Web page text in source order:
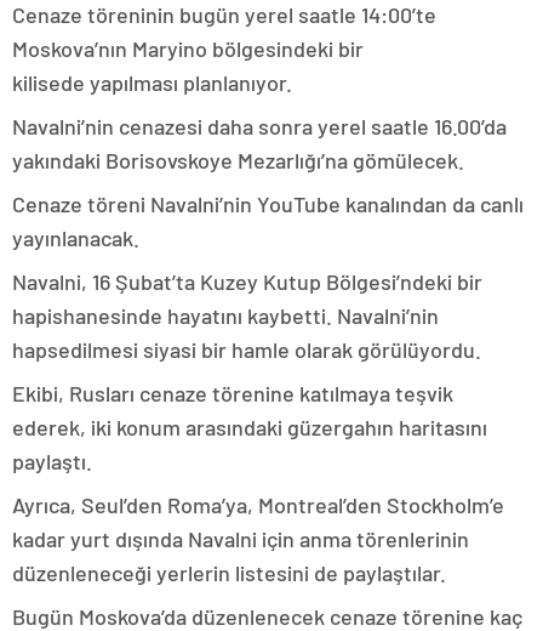
Cenaze töreninin bugün yerel saatle 14:00’te
Moskova’nın Maryino bölgesindeki bir
kilisede yapılması planlanıyor.
Navalni’nin cenazesi daha sonra yerel saatle 16.00’da
yakındaki Borisovskoye Mezarlığı’na gömülecek.
Cenaze töreni Navalni’nin YouTube kanalından da canlı
yayınlanacak.
Navalni, 16 Şubat’ta Kuzey Kutup Bölgesi’ndeki bir
hapishanesinde hayatını kaybetti. Navalni’nin
hapsedilmesi siyasi bir hamle olarak görülüyordu.
Ekibi, Rusları cenaze törenine katılmaya teşvik
ederek, iki konum arasındaki güzergahın haritasını
paylaştı.
Ayrıca, Seul’den Roma’ya, Montreal’den Stockholm’e
kadar yurt dışında Navalni için anma törenlerinin
düzenleneceği yerlerin listesini de paylaştılar.
Bugün Moskova’da düzenlenecek cenaze törenine kaç